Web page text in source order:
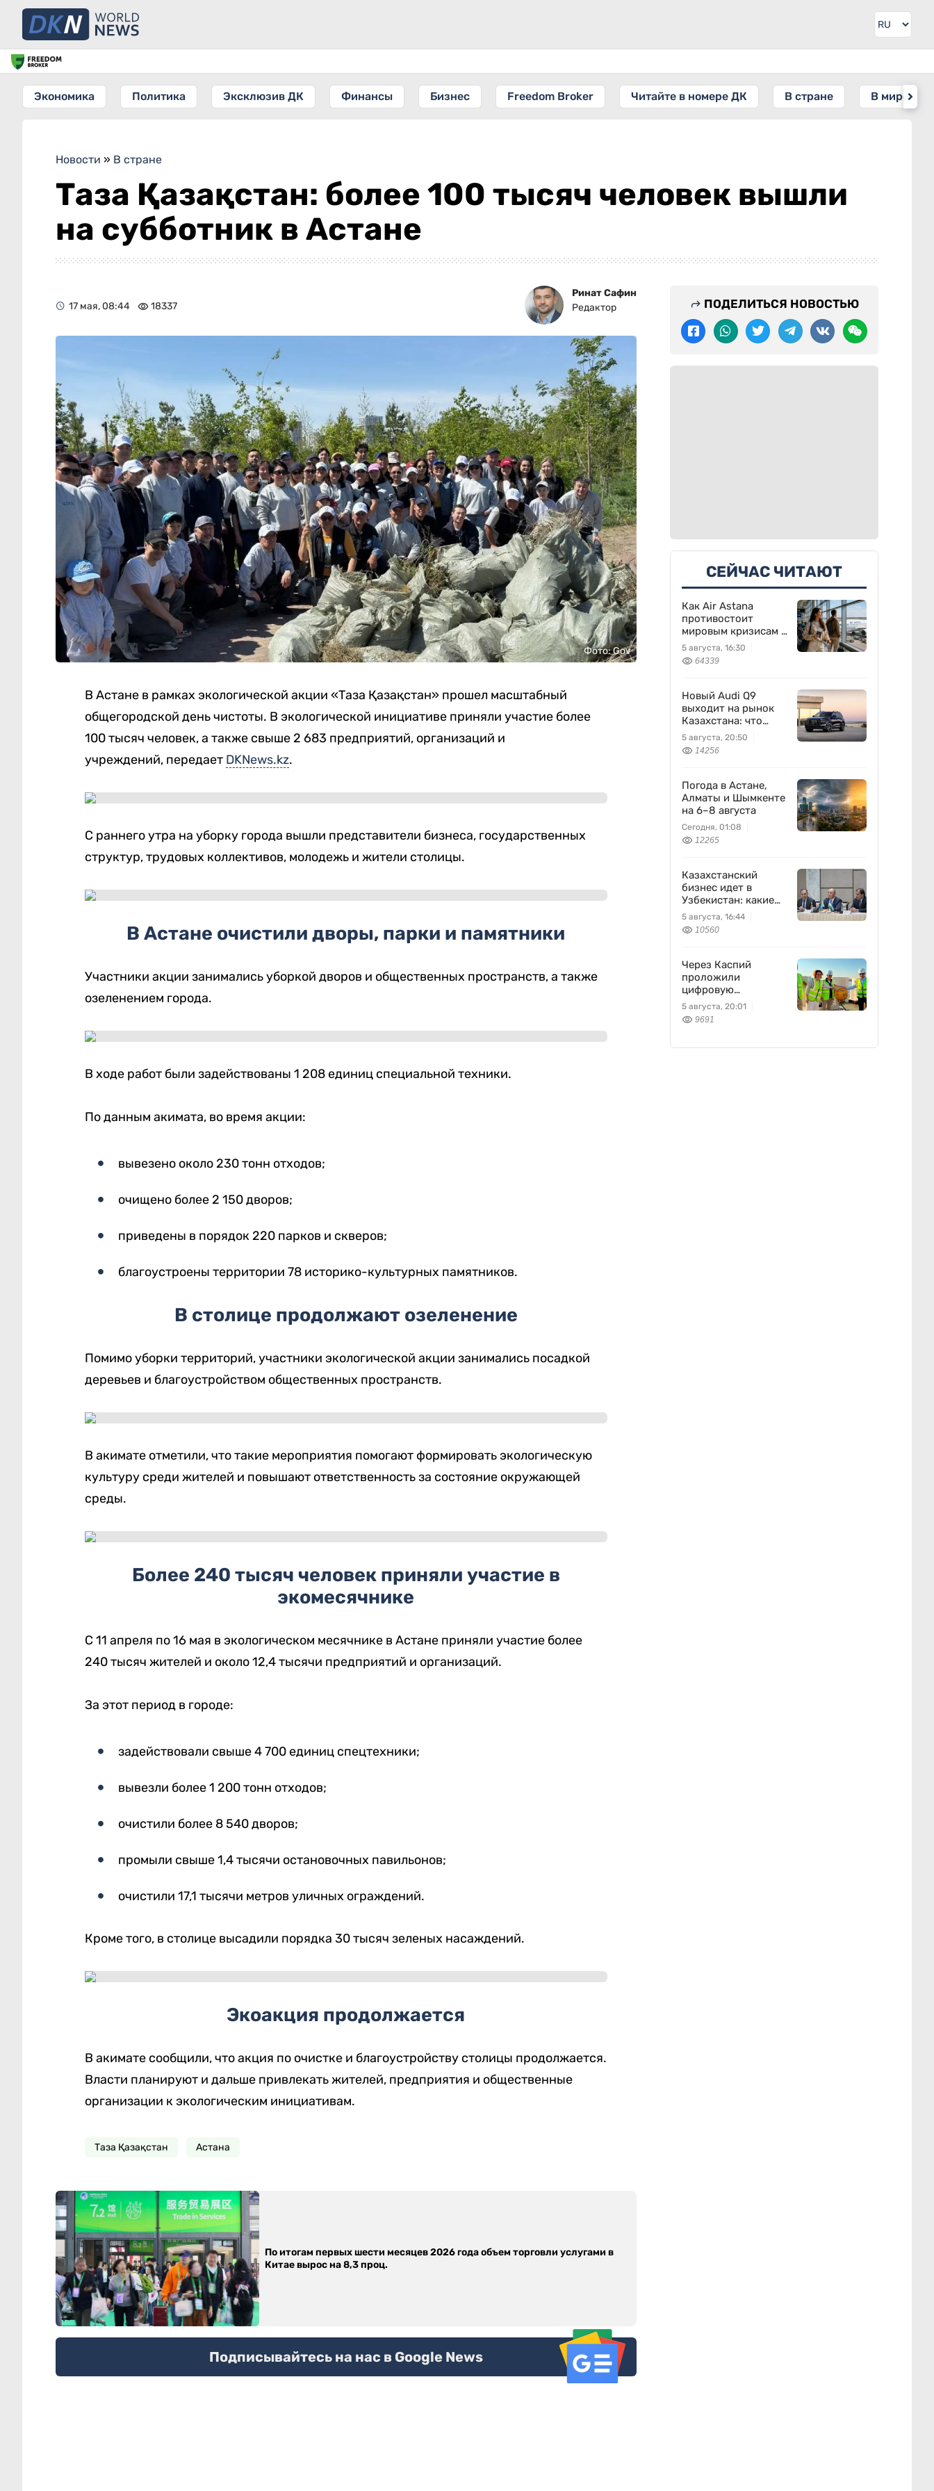
Экономика Политика Эксклюзив ДК Финансы Бизнес Freedom Broker Читайте в номере ДК В стране В мире
Новости » В стране
Таза Қазақстан: более 100 тысяч человек вышли
на субботник в Астане
17 мая, 08:44 18337
Ринат Сафин
Редактор
Фото: Gov
В Астане в рамках экологической акции «Таза Қазақстан» прошел масштабный
общегородской день чистоты. В экологической инициативе приняли участие более
100 тысяч человек, а также свыше 2 683 предприятий, организаций и
учреждений, передает DKNews.kz.
С раннего утра на уборку города вышли представители бизнеса, государственных
структур, трудовых коллективов, молодежь и жители столицы.
В Астане очистили дворы, парки и памятники
Участники акции занимались уборкой дворов и общественных пространств, а также
озеленением города.
В ходе работ были задействованы 1 208 единиц специальной техники.
По данным акимата, во время акции:
вывезено около 230 тонн отходов;
очищено более 2 150 дворов;
приведены в порядок 220 парков и скверов;
благоустроены территории 78 историко-культурных памятников.
В столице продолжают озеленение
Помимо уборки территорий, участники экологической акции занимались посадкой
деревьев и благоустройством общественных пространств.
В акимате отметили, что такие мероприятия помогают формировать экологическую
культуру среди жителей и повышают ответственность за состояние окружающей
среды.
Более 240 тысяч человек приняли участие в
экомесячнике
С 11 апреля по 16 мая в экологическом месячнике в Астане приняли участие более
240 тысяч жителей и около 12,4 тысячи предприятий и организаций.
За этот период в городе:
задействовали свыше 4 700 единиц спецтехники;
вывезли более 1 200 тонн отходов;
очистили более 8 540 дворов;
промыли свыше 1,4 тысячи остановочных павильонов;
очистили 17,1 тысячи метров уличных ограждений.
Кроме того, в столице высадили порядка 30 тысяч зеленых насаждений.
Экоакция продолжается
В акимате сообщили, что акция по очистке и благоустройству столицы продолжается.
Власти планируют и дальше привлекать жителей, предприятия и общественные
организации к экологическим инициативам.
Таза Қазақстан Астана
По итогам первых шести месяцев 2026 года объем торговли услугами в
Китае вырос на 8,3 проц.
Подписывайтесь на нас в Google News
ПОДЕЛИТЬСЯ НОВОСТЬЮ
СЕЙЧАС ЧИТАЮТ
Как Air Astana
противостоит
мировым кризисам в
авиации
5 августа, 16:30
64339
Новый Audi Q9
выходит на рынок
Казахстана: что
известно
5 августа, 20:50
14256
Погода в Астане,
Алматы и Шымкенте
на 6–8 августа
Сегодня, 01:08
12265
Казахстанский
бизнес идет в
Узбекистан: какие
проекты готовят
5 августа, 16:44
10560
Через Каспий
проложили
цифровую
магистраль: что это
изменит
5 августа, 20:01
9691